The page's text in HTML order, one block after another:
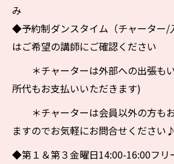
み
◆予約制ダンスタイム（チャーター/
はご希望の講師にご確認ください
＊チャーターは外部への出張も
所代もお支払いいただきます)
＊チャーターは会員以外の方も
ますのでお気軽にお問合せください♪
◆第１＆第３金曜日14:00-16:00フリ